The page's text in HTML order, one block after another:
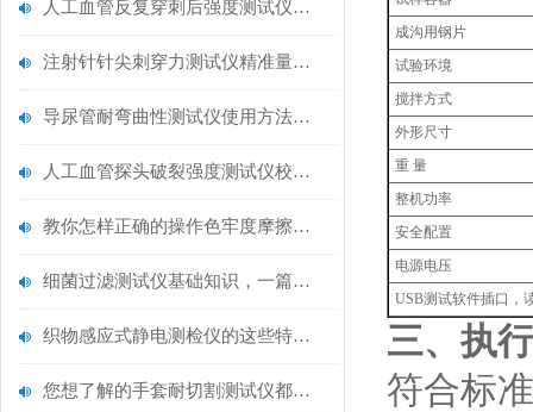
人工血管反复穿刺后强度测试仪是什么？透析患者的“生命管“质量靠它把关！
注射针针尖刺穿力测试仪精准量化针尖锋利度，构筑临床安全防线
导尿管耐弯曲性测试仪使用方法与操作规范
人工血管探头破裂强度测试仪校准规范：精准赋能医疗安全的技术基准
教你怎样正确的操作色牢度摩擦测试机
细菌过滤测试仪基础知识，一篇搞定
织物感应式静电测检仪的这些特点很少有人都知道
您想了解的手套耐切割测试仪都在这里了
成沟用钢片
试验环境
搅拌方式
外形尺寸
重 量
整机功率
安全配置
电源电压
USB测试软件插口，
三、执
符合标